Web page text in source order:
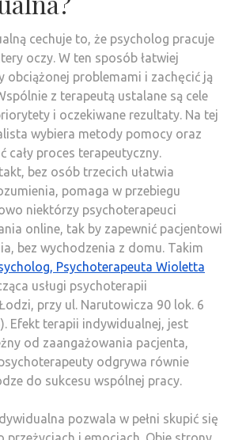
cechuje to, że psycholog pracuje
oczy. W ten sposób łatwiej
obciążonej problemami i zachęcić ją
z terapeutą ustalane są cele
i oczekiwane rezultaty. Na tej
wybiera metody pomocy oraz
cały proces terapeutyczny.
bez osób trzecich ułatwia
pomaga w przebiegu
niektórzy psychoterapeuci
online, tak by zapewnić pacjentowi
bez wychodzenia z domu. Takim
Psychoterapeuta Wioletta
usługi psychoterapii
przy ul. Narutowicza 90 lok. 6
Efekt terapii indywidualnej, jest
od zaangażowania pacjenta,
odgrywa równie
do sukcesu wspólnej pracy.
pozwala w pełni skupić się